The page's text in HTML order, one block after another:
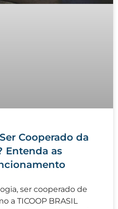
Cooperado da
Entenda as
ser cooperado de
a TICOOP BRASIL